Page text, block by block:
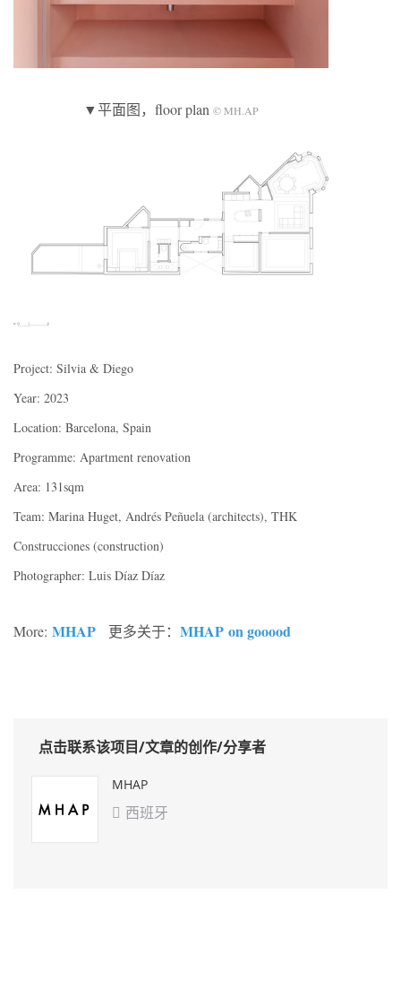
▼平面图，floor plan © MH.AP
Project: Silvia & Diego
Year: 2023
Location: Barcelona, Spain
Programme: Apartment renovation
Area: 131sqm
Team: Marina Huget, Andrés Peñuela (architects), THK
Construcciones (construction)
Photographer: Luis Díaz Díaz
More: MHAP 更多关于： MHAP on gooood
点击联系该项目/文章的创作/分享者
MHAP
 西班牙